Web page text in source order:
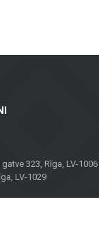
gatve 323, Rīga, LV-
LV-1029